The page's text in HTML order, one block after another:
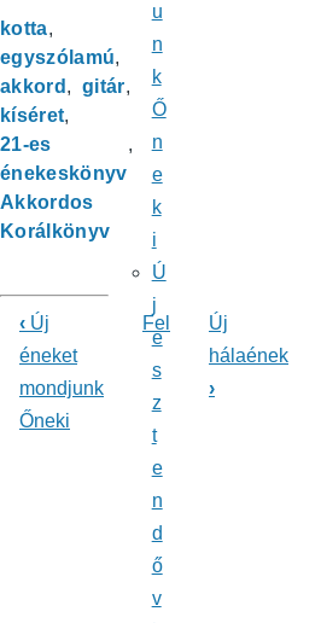
kotta
egyszólamú
akkord
gitár
kíséret
21-es
énekeskönyv
Akkordos
Korálkönyv
Könyv
kereszthivatkozásai
ehhez:
Énekeskönyv
‹ Új
éneket
mondjunk
Őneki
Fel
Új
hálaének
›
u
n
k
Ő
n
e
k
i
Ú
j
e
s
z
t
e
n
d
ő
v